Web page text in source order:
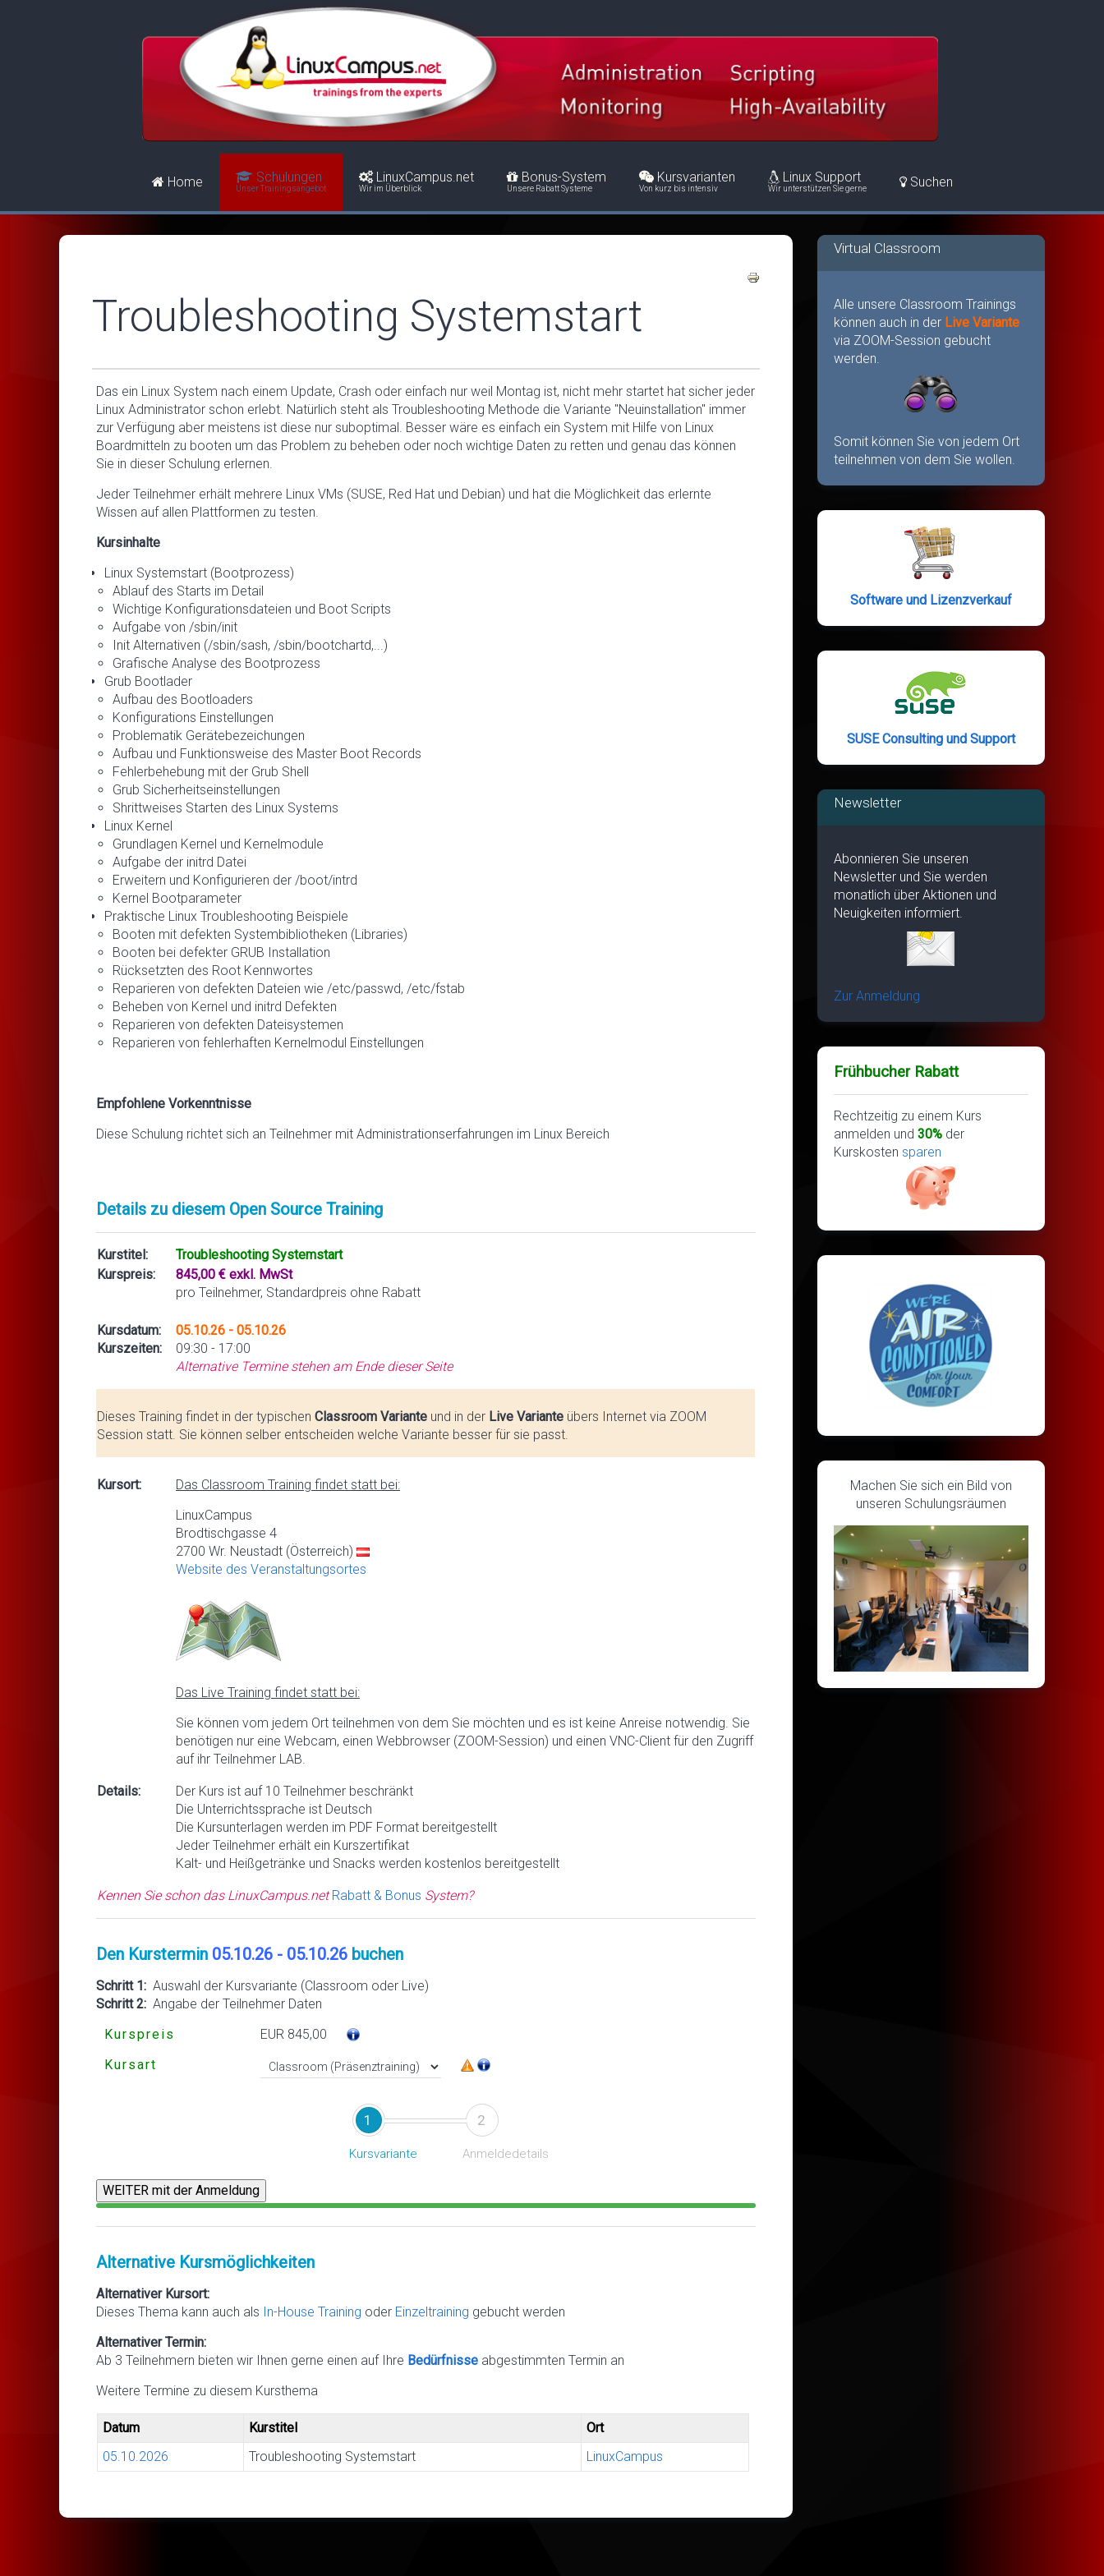
Home Schulungen
Unser Trainingsangebot
LinuxCampus.net
Wir im Überblick
Bonus-System
Unsere Rabatt Systeme
Kursvarianten
Von kurz bis intensiv
Linux Support
Wir unterstützen Sie gerne Suchen
Troubleshooting Systemstart
Das ein Linux System nach einem Update, Crash oder einfach nur weil Montag ist, nicht mehr startet hat sicher jeder
Linux Administrator schon erlebt. Natürlich steht als Troubleshooting Methode die Variante "Neuinstallation" immer
zur Verfügung aber meistens ist diese nur suboptimal. Besser wäre es einfach ein System mit Hilfe von Linux
Boardmitteln zu booten um das Problem zu beheben oder noch wichtige Daten zu retten und genau das können
Sie in dieser Schulung erlernen.
Jeder Teilnehmer erhält mehrere Linux VMs (SUSE, Red Hat und Debian) und hat die Möglichkeit das erlernte
Wissen auf allen Plattformen zu testen.
Kursinhalte
Linux Systemstart (Bootprozess)
Ablauf des Starts im Detail
Wichtige Konfigurationsdateien und Boot Scripts
Aufgabe von /sbin/init
Init Alternativen (/sbin/sash, /sbin/bootchartd,...)
Grafische Analyse des Bootprozess
Grub Bootlader
Aufbau des Bootloaders
Konfigurations Einstellungen
Problematik Gerätebezeichungen
Aufbau und Funktionsweise des Master Boot Records
Fehlerbehebung mit der Grub Shell
Grub Sicherheitseinstellungen
Shrittweises Starten des Linux Systems
Linux Kernel
Grundlagen Kernel und Kernelmodule
Aufgabe der initrd Datei
Erweitern und Konfigurieren der /boot/intrd
Kernel Bootparameter
Praktische Linux Troubleshooting Beispiele
Booten mit defekten Systembibliotheken (Libraries)
Booten bei defekter GRUB Installation
Rücksetzten des Root Kennwortes
Reparieren von defekten Dateien wie /etc/passwd, /etc/fstab
Beheben von Kernel und initrd Defekten
Reparieren von defekten Dateisystemen
Reparieren von fehlerhaften Kernelmodul Einstellungen
Empfohlene Vorkenntnisse
Diese Schulung richtet sich an Teilnehmer mit Administrationserfahrungen im Linux Bereich
Details zu diesem Open Source Training
Kurstitel:
Troubleshooting Systemstart
Kurspreis:
845,00 € exkl. MwSt
pro Teilnehmer, Standardpreis ohne Rabatt
Kursdatum:
Kurszeiten:
05.10.26 - 05.10.26
09:30 - 17:00
Alternative Termine stehen am Ende dieser Seite
Dieses Training findet in der typischen Classroom Variante und in der Live Variante übers Internet via ZOOM
Session statt. Sie können selber entscheiden welche Variante besser für sie passt.
Kursort:
Das Classroom Training findet statt bei:
LinuxCampus
Brodtischgasse 4
2700 Wr. Neustadt (Österreich)
Website des Veranstaltungsortes
Das Live Training findet statt bei:
Sie können vom jedem Ort teilnehmen von dem Sie möchten und es ist keine Anreise notwendig. Sie
benötigen nur eine Webcam, einen Webbrowser (ZOOM-Session) und einen VNC-Client für den Zugriff
auf ihr Teilnehmer LAB.
Details:
Der Kurs ist auf 10 Teilnehmer beschränkt
Die Unterrichtssprache ist Deutsch
Die Kursunterlagen werden im PDF Format bereitgestellt
Jeder Teilnehmer erhält ein Kurszertifikat
Kalt- und Heißgetränke und Snacks werden kostenlos bereitgestellt
Kennen Sie schon das LinuxCampus.netRabatt & Bonus System?
Den Kurstermin 05.10.26 - 05.10.26 buchen
Schritt 1: Auswahl der Kursvariante (Classroom oder Live)
Schritt 2: Angabe der Teilnehmer Daten
Kurspreis
EUR 845,00
Kursart
1
Kursvariante
2
Anmeldedetails
Alternative Kursmöglichkeiten
Alternativer Kursort:
Dieses Thema kann auch als In-House Training oder Einzeltraining gebucht werden
Alternativer Termin:
Ab 3 Teilnehmern bieten wir Ihnen gerne einen auf Ihre Bedürfnisse abgestimmten Termin an
Weitere Termine zu diesem Kursthema
Datum Kurstitel
Ort
05.10.2026
Troubleshooting Systemstart LinuxCampus
Virtual Classroom
Alle unsere Classroom Trainings
können auch in der Live Variante
via ZOOM-Session gebucht
werden.
Somit können Sie von jedem Ort
teilnehmen von dem Sie wollen.
Software und Lizenzverkauf
SUSE Consulting und Support
Newsletter
Abonnieren Sie unseren
Newsletter und Sie werden
monatlich über Aktionen und
Neuigkeiten informiert.
Zur Anmeldung
Frühbucher Rabatt
Rechtzeitig zu einem Kurs
anmelden und 30%der
Kurskosten sparen
Machen Sie sich ein Bild von
unseren Schulungsräumen